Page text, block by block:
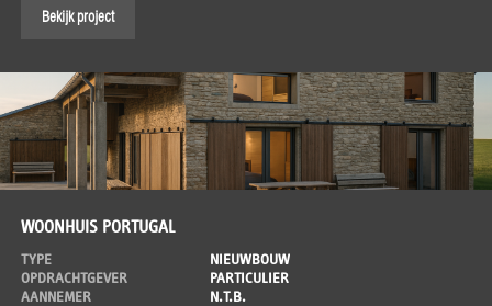
Bekijk project
WOONHUIS PORTUGAL
TYPE
NIEUWBOUW
OPDRACHTGEVER
PARTICULIER
AANNEMER
N.T.B.